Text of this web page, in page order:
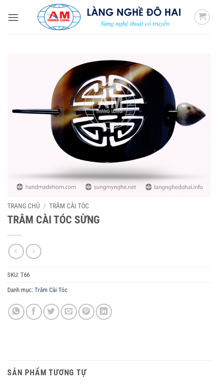
qua
TRANG CHỦ / TRÂM CÀI TÓC
TRÂM CÀI TÓC SỪNG
SKU: T66
Danh mục: Trâm Cài Tóc
SẢN PHẨM TƯƠNG TỰ